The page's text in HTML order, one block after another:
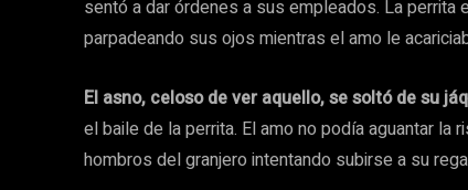
sentó a dar órdenes a sus empleados. La
parpadeando sus ojos mientras el amo le
El asno, celoso de ver aquello, se soltó de su
el baile de la perrita. El amo no podía aguantar la
hombros del granjero intentando subirse a su